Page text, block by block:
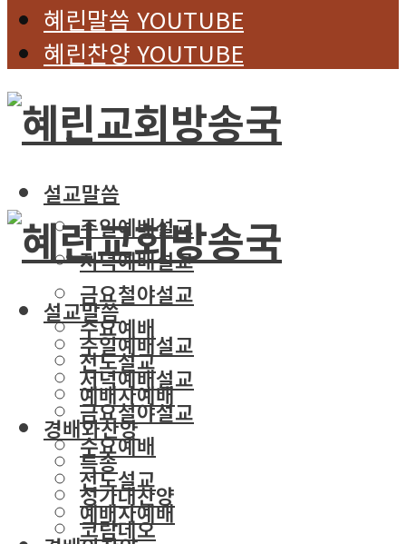
혜린말씀 YOUTUBE
혜린찬양 YOUTUBE
설교말씀
주일예배설교
저녁예배설교
금요철야설교
수요예배
전도설교
예배자예배
경배와찬양
특송
성가대찬양
코람데오
설교말씀
주일예배설교
저녁예배설교
금요철야설교
수요예배
전도설교
예배자예배